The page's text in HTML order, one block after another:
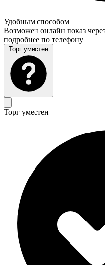
Удобным способом
Возможен онлайн показ
подробнее по телефону
Торг уместен
Торг уместен